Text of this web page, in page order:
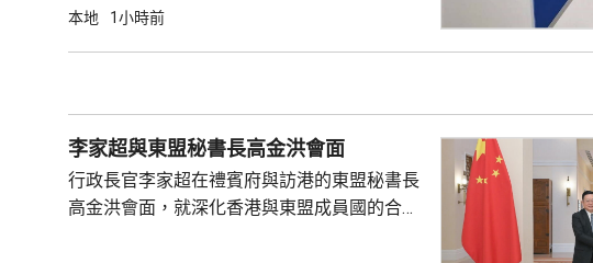
境外投資收益必須依法申報及繳稅的要求一直
承等專業服務，相信對內地客戶有一定吸引
力。 香港保險業聯會表示，截至目前為...
本地 1小時前
李家超與東盟秘書長高金洪會面
行政長官李家超在禮賓府與訪港的東盟秘書長
高金洪會面，就深化香港與東盟成員國的合作